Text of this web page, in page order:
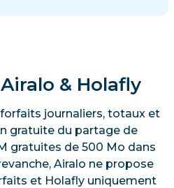
& Holafly
journaliers, totaux et
gratuite du partage de
gratuites de 500 Mo dans
Airalo ne propose
et Holafly uniquement